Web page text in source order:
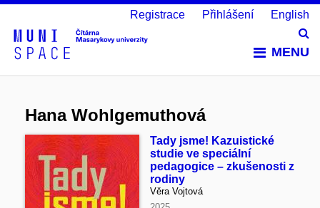
MENU
Registrace Přihlášení English
Hana Wohlgemuthová
Tady jsme! Kazuistické
studie ve speciální
pedagogice – zkušenosti z
rodiny
Věra Vojtová